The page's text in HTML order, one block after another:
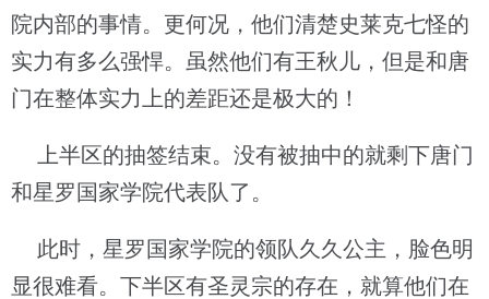
院内部的事情。更何况，他们清楚史莱克七怪的
实力有多么强悍。虽然他们有王秋儿，但是和唐
门在整体实力上的差距还是极大的！
上半区的抽签结束。没有被抽中的就剩下唐门
和星罗国家学院代表队了。
此时，星罗国家学院的领队久久公主，脸色明
显很难看。下半区有圣灵宗的存在，就算他们在